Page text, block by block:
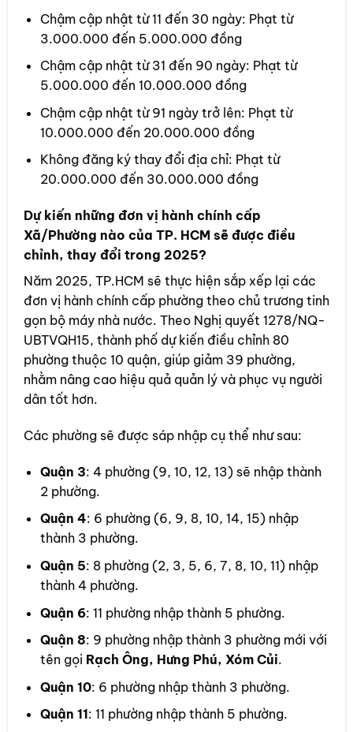
Chậm cập nhật từ 11 đến 30 ngày: Phạt từ
3.000.000 đến 5.000.000 đồng
Chậm cập nhật từ 31 đến 90 ngày: Phạt từ
5.000.000 đến 10.000.000 đồng
Chậm cập nhật từ 91 ngày trở lên: Phạt từ
10.000.000 đến 20.000.000 đồng
Không đăng ký thay đổi địa chỉ: Phạt từ
20.000.000 đến 30.000.000 đồng
Dự kiến những đơn vị hành chính cấp
Xã/Phường nào của TP. HCM sẽ được điều
chỉnh, thay đổi trong 2025?
Năm 2025, TP.HCM sẽ thực hiện sắp xếp lại các
đơn vị hành chính cấp phường theo chủ trương tinh
gọn bộ máy nhà nước. Theo Nghị quyết 1278/NQ-
UBTVQH15, thành phố dự kiến điều chỉnh 80
phường thuộc 10 quận, giúp giảm 39 phường,
nhằm nâng cao hiệu quả quản lý và phục vụ người
dân tốt hơn.
Các phường sẽ được sáp nhập cụ thể như sau:
Quận 3: 4 phường (9, 10, 12, 13) sẽ nhập thành
2 phường.
Quận 4: 6 phường (6, 9, 8, 10, 14, 15) nhập
thành 3 phường.
Quận 5: 8 phường (2, 3, 5, 6, 7, 8, 10, 11) nhập
thành 4 phường.
Quận 6: 11 phường nhập thành 5 phường.
Quận 8: 9 phường nhập thành 3 phường mới với
tên gọi Rạch Ông, Hưng Phú, Xóm Củi.
Quận 10: 6 phường nhập thành 3 phường.
Quận 11: 11 phường nhập thành 5 phường.